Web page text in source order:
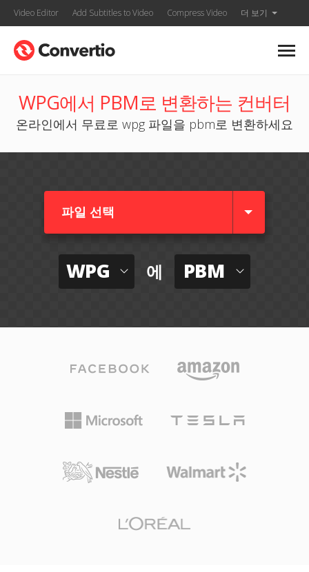
Video Editor Add Subtitles to Video Compress Video 더 보기
WPG에서 PBM로 변환하는 컨버터
온라인에서 무료로 wpg 파일을 pbm로 변환하세요
파일 선택
WPG 에 PBM